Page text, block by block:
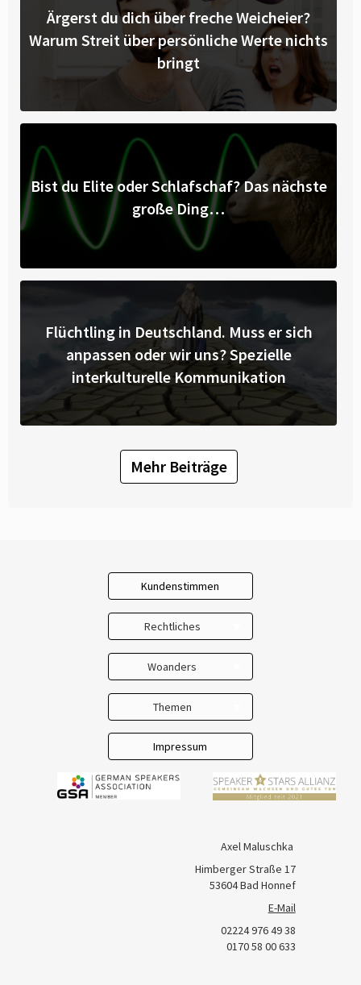
Ärgerst du dich über freche Weicheier?
Warum Streit über persönliche Werte nichts
bringt
Bist du Elite oder Schlafschaf? Das nächste
große Ding…
Flüchtling in Deutschland. Muss er sich
anpassen oder wir uns? Spezielle
interkulturelle Kommunikation
Mehr Beiträge
Kundenstimmen
Rechtliches
AGB
Datenschutz
Woanders
YouTube
Themen
Team & Gemeinschaft
Impressum
Axel Maluschka
Himberger Straße 17
53604 Bad Honnef
E-Mail
02224 976 49 38
0170 58 00 633